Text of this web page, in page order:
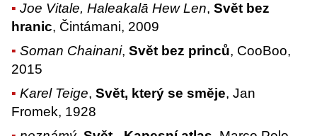
Joe Vitale, Haleakalā Hew Len,Svět bez
hranic, Čintámani, 2009
Soman Chainani,Svět bez princů, CooBoo,
2015
Karel Teige,Svět, který se směje, Jan
Fromek, 1928